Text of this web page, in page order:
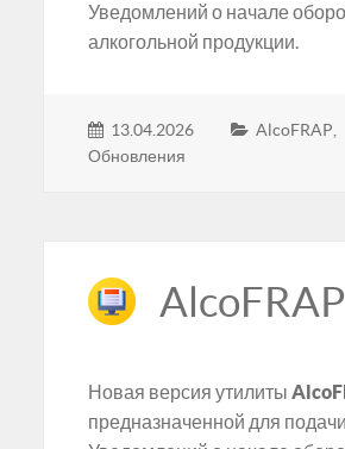
Уведомлений о начале
алкогольной продукции.
13.04.2026 AlcoFRAP
Обновления
Новая версия утилиты
предназначенной для подачи